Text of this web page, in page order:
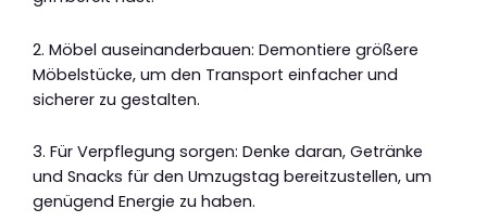
2. Möbel auseinanderbauen: Demontiere größere
Möbelstücke, um den Transport einfacher und
sicherer zu gestalten.
3. Für Verpflegung sorgen: Denke daran, Getränke
und Snacks für den Umzugstag bereitzustellen, um
genügend Energie zu haben.